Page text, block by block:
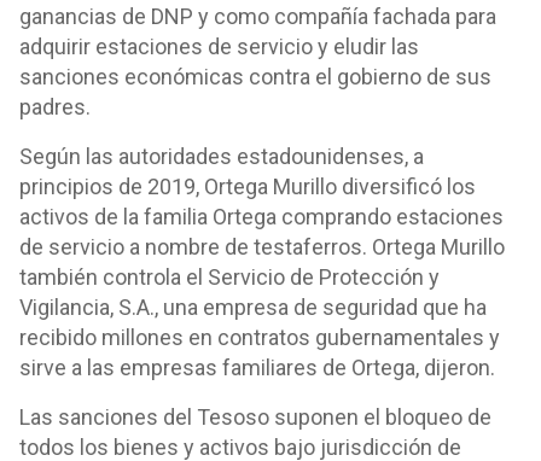
ganancias de DNP y como compañía fachada para
adquirir estaciones de servicio y eludir las
sanciones económicas contra el gobierno de sus
padres.
Según las autoridades estadounidenses, a
principios de 2019, Ortega Murillo diversificó los
activos de la familia Ortega comprando estaciones
de servicio a nombre de testaferros. Ortega Murillo
también controla el Servicio de Protección y
Vigilancia, S.A., una empresa de seguridad que ha
recibido millones en contratos gubernamentales y
sirve a las empresas familiares de Ortega, dijeron.
Las sanciones del Tesoso suponen el bloqueo de
todos los bienes y activos bajo jurisdicción de